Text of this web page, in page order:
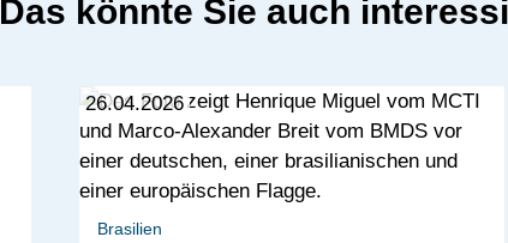
Das könnte Sie auch
26.04.2026
Brasilien